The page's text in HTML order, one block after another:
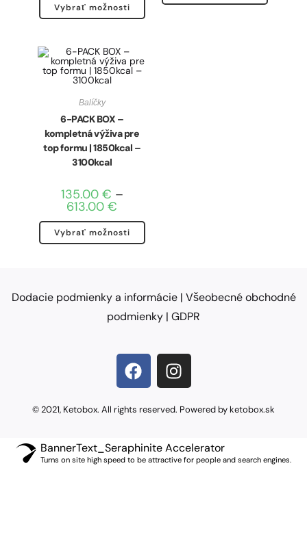
Vybrať možnosti
Balíčky
6-PACK BOX –
kompletná výživa pre
top formu | 1850kcal –
3100kcal
135.00 € –
613.00€
Vybrať možnosti
© 2021, Ketobox. All rights reserved. Powered by ketobox.sk
Dodacie podmienky a informácie| Všeobecné obchodné
podmienky | GDPR
BannerText_Seraphinite Accelerator
Turns on site high speed to be attractive for people and search engines.